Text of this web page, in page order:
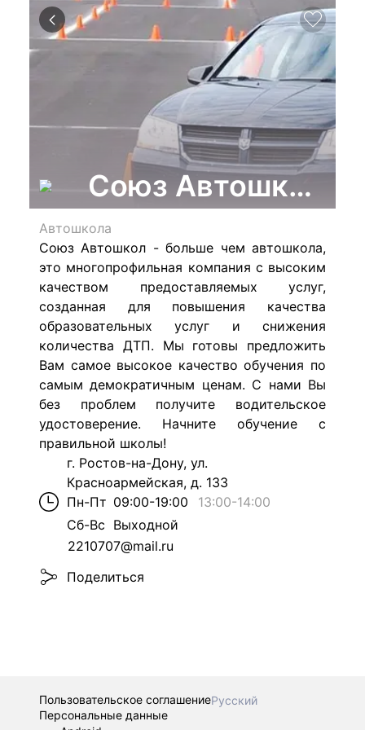
Союз Автошкол,
Автошкола
Союз Автошкол - больше чем автошкола,
это многопрофильная компания с высоким
качеством предоставляемых услуг,
созданная для повышения качества
образовательных услуг и снижения
количества ДТП. Мы готовы предложить
Вам самое высокое качество обучения по
самым демократичным ценам. С нами Вы
без проблем получите водительское
удостоверение. Начните обучение с
правильной школы!
г. Ростов-на-Дону, ул.
Красноармейская, д. 133
Пн-Пт 09:00-19:00 13:00-14:00
Сб-Вс Выходной
2210707@mail.ru
Поделиться
Пользовательское соглашениеРусский
Персональные данные